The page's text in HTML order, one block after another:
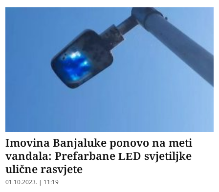
Imovina Banjaluke ponovo na meti
vandala: Prefarbane LED svjetiljke
ulične rasvjete
01.10.2023. | 11:19